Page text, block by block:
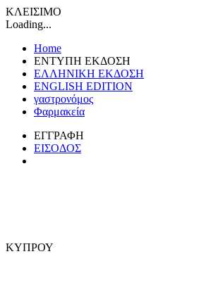
ΚΛΕΙΣΙΜΟ
Loading...
Home
ΕΝΤΥΠΗ ΕΚΔΟΣΗ
ΕΛΛΗΝΙΚΗ ΕΚΔΟΣΗ
ENGLISH EDITION
γαστρονόμος
Φαρμακεία
ΕΓΓΡΑΦΗ
ΕΙΣΟΔΟΣ
ΚΥΠΡΟΥ